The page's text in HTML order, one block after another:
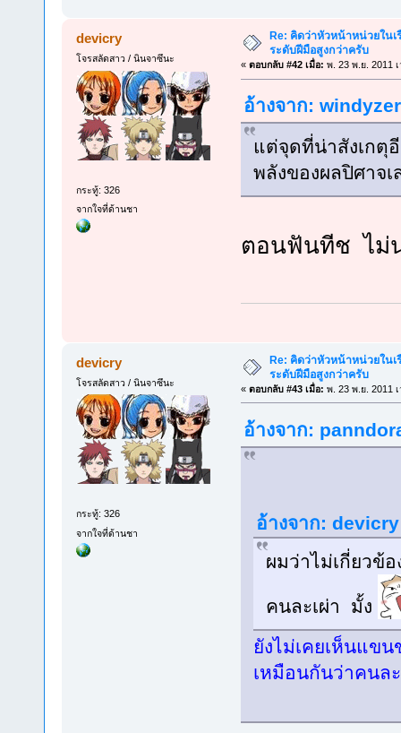
devicry
โจรสลัดสาว / นินจาซึนะ
กระทู้: 326
จากใจที่ด้านชา
Re: คิดว่าหัวหน้าหน่วยใน
ระดับฝีมือสูงกว่าครับ
« ตอบกลับ #42 เมื่อ: พ. 23 พ.ย. 2011
อ้างจาก:
แต่จุดที่น่าสังเกตุ
พลังของผลปิศาจเ
ตอนฟันทีช ไม่
devicry
โจรสลัดสาว / นินจาซึนะ
กระทู้: 326
จากใจที่ด้านชา
Re: คิดว่าหัวหน้าหน่วยใน
ระดับฝีมือสูงกว่าครับ
« ตอบกลับ #43 เมื่อ: พ. 23 พ.ย. 2011
อ้างจาก:
อ้างจาก:
ผมว่าไม่เกี่ยวข้
คนละเผ่า มั้ง
ยังไม่เคยเห็นแข
เหมือนกันว่าคนละ